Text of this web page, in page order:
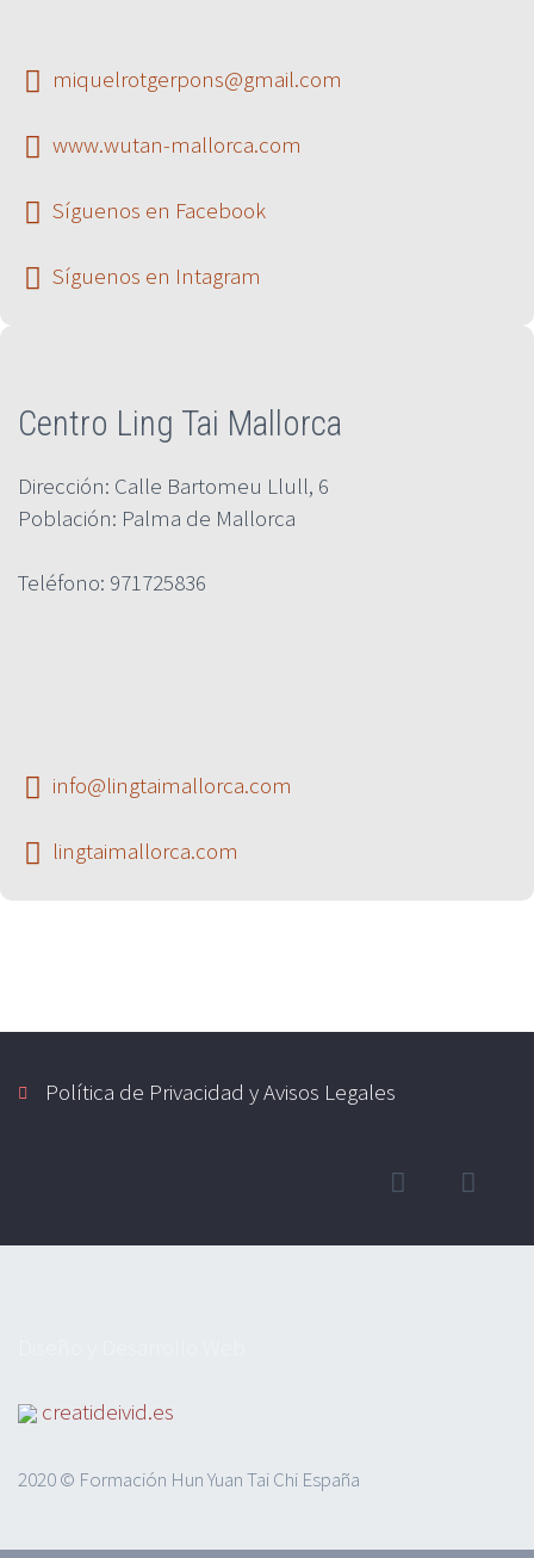

 miquelrotgerpons@gmail.com

 www.wutan-mallorca.com

 Síguenos en Facebook

 Síguenos en Intagram
Centro Ling Tai Mallorca
Dirección: Calle Bartomeu Llull, 6
Población: Palma de Mallorca
Teléfono: 971725836

 info@lingtaimallorca.com

 lingtaimallorca.com
Política de Privacidad y Avisos Legales
creatideivid.es
2020 © Formación Hun Yuan Tai Chi España